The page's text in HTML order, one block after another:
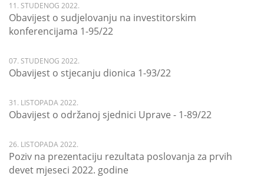
11. STUDENOG 2022.
Obavijest o sudjelovanju na investitorskim
konferencijama 1-95/22
07. STUDENOG 2022.
Obavijest o stjecanju dionica 1-93/22
31. LISTOPADA 2022.
Obavijest o održanoj sjednici Uprave - 1-89/22
26. LISTOPADA 2022.
Poziv na prezentaciju rezultata poslovanja za prvih
devet mjeseci 2022. godine